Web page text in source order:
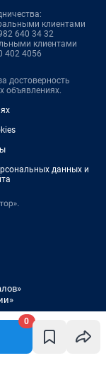
0
клиентами
640 34 32
клиентами
402 4056
достоверность
объявлениях.
данных и